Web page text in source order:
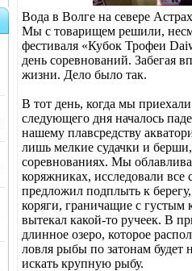
Вода в Волге на севере
Мы с товарищем решили,
фестиваля «Кубок Трофеи
день соревнований. Забегая
жизни. Дело было так.
В тот день, когда мы
следующего дня началось
нашему плавсредству
лишь мелкие судачки и
соревнованиях. Мы
коряжниках, исследовали
предложил подплыть к
коряги, граничащие с густым
вытекал какой-то ручеек. В
длинное озеро, которое
ловля рыбы по затонам будет
искать крупную рыбу.